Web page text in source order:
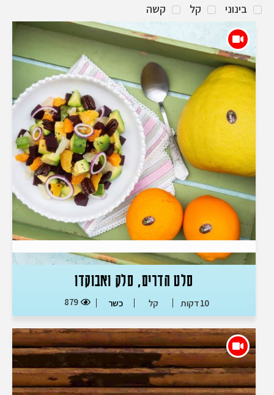
בינוני קל קשה
סלט הדרים, סלק ואבוקדו
10 דקות קל כשר 879